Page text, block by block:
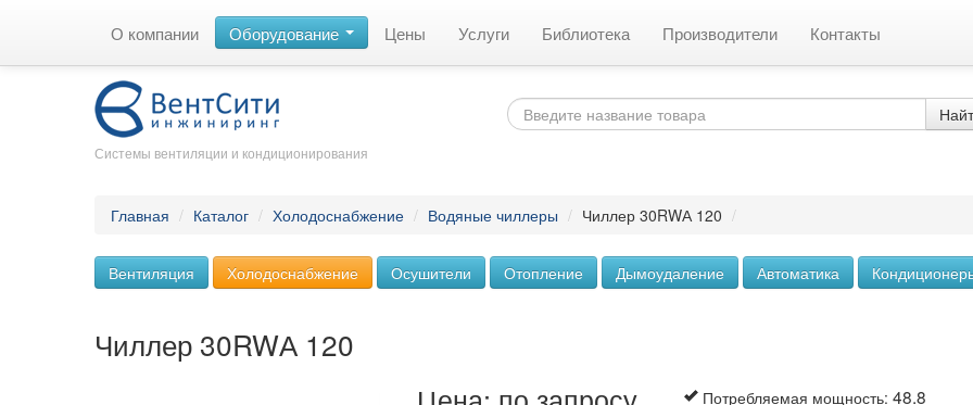
О компании Оборудование Цены Услуги Библиотека Производители Контакты
Системы вентиляции и кондиционирования
Главная / Каталог / Холодоснабжение / Водяные чиллеры / Чиллер 30RWА 120 /
Вентиляция Холодоснабжение Осушители Отопление Дымоудаление Автоматика
Чиллер 30RWА 120
Потребляемая мощность:48.8